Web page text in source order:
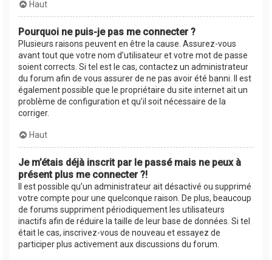
Haut
Pourquoi ne puis-je pas me connecter ?
Plusieurs raisons peuvent en être la cause. Assurez-vous
avant tout que votre nom d’utilisateur et votre mot de passe
soient corrects. Si tel est le cas, contactez un administrateur
du forum afin de vous assurer de ne pas avoir été banni. Il est
également possible que le propriétaire du site internet ait un
problème de configuration et qu’il soit nécessaire de la
corriger.
Haut
Je m’étais déjà inscrit par le passé mais ne peux à
présent plus me connecter ?!
Il est possible qu’un administrateur ait désactivé ou supprimé
votre compte pour une quelconque raison. De plus, beaucoup
de forums suppriment périodiquement les utilisateurs
inactifs afin de réduire la taille de leur base de données. Si tel
était le cas, inscrivez-vous de nouveau et essayez de
participer plus activement aux discussions du forum.